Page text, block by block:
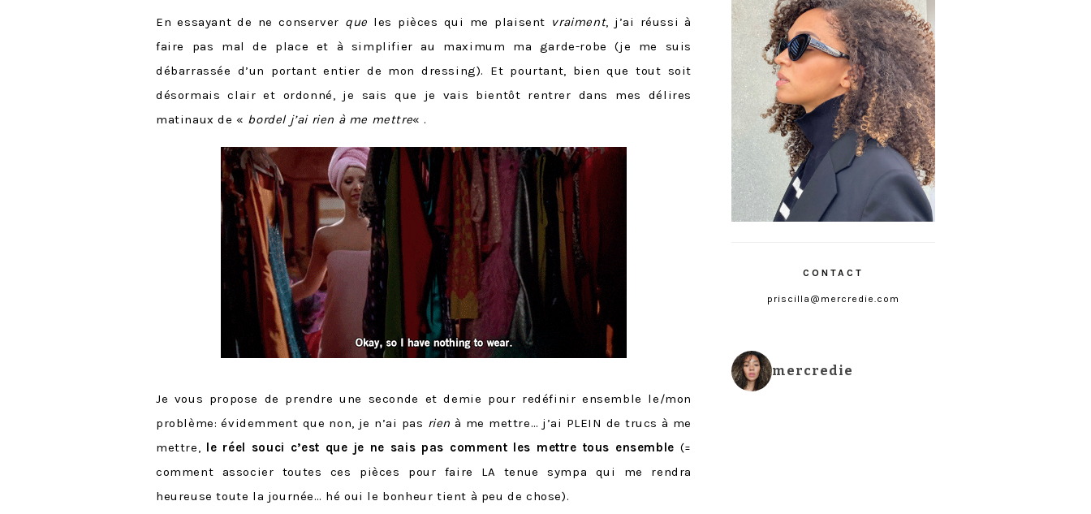
En essayant de ne conserver que les pièces qui me plaisent vraiment, j’ai réussi à
faire pas mal de place et à simplifier au maximum ma garde-robe (je me suis
débarrassée d’un portant entier de mon dressing). Et pourtant, bien que tout soit
désormais clair et ordonné, je sais que je vais bientôt rentrer dans mes délires
matinaux de « bordel j’ai rien à me mettre« .
Je vous propose de prendre une seconde et demie pour redéfinir ensemble le/mon
problème: évidemment que non, je n’ai pas rien à me mettre… j’ai PLEIN de trucs à me
mettre, le réel souci c’est que je ne sais pas comment les mettre tous ensemble (=
comment associer toutes ces pièces pour faire LA tenue sympa qui me rendra
heureuse toute la journée… hé oui le bonheur tient à peu de chose).
CONTACT
priscilla@mercredie.com
mercredie